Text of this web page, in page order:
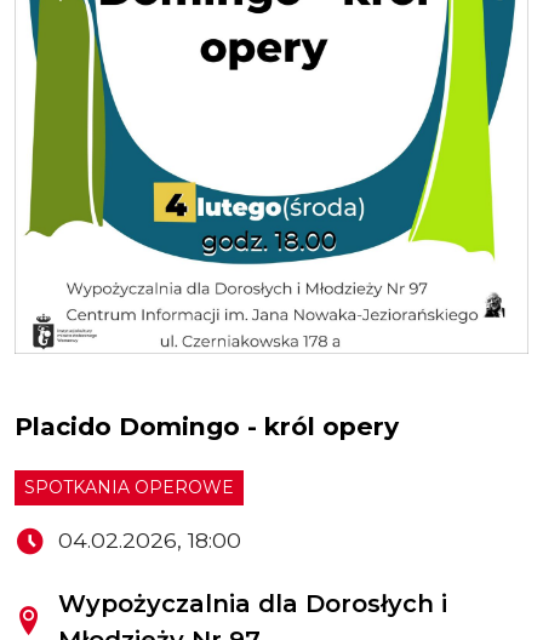
Placido Domingo - król opery
SPOTKANIA OPEROWE
04.02.2026, 18:00
Wypożyczalnia dla Dorosłych i